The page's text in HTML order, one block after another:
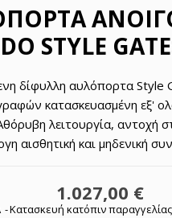
STYLE
δίφυλλη αυλόπορτα Style
κατασκευασμένη εξ'
λειτουργία, αντοχή
αισθητική και μηδενική
1.027,00 €
Κατασκευή κατόπιν